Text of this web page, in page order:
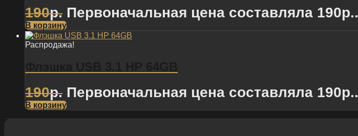
190р. Первоначальная цена составляла 190р..
В корзину
Распродажа!
190р. Первоначальная цена составляла 190р..
В корзину